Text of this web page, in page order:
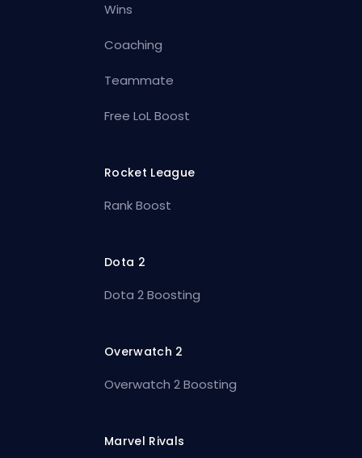
Wins
Coaching
Teammate
Free LoL Boost
Rocket League
Rank Boost
Dota 2
Dota 2 Boosting
Overwatch 2
Overwatch 2 Boosting
Marvel Rivals